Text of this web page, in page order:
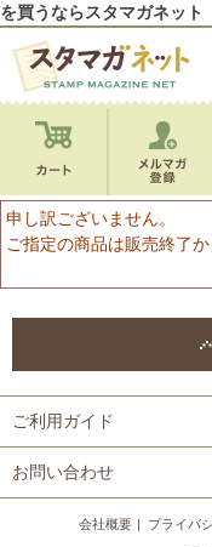
を買うならスタマガネット
申し訳ございません。
ご指定の商品は販売終了
ご利用ガイド
お問い合わせ
会社概要 プライバ